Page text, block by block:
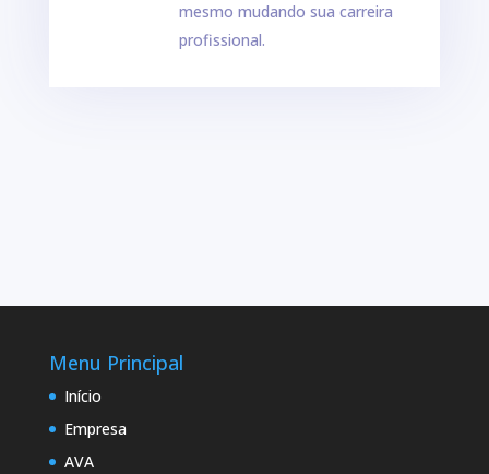
mesmo mudando sua carreira
profissional.
Menu Principal
Início
Empresa
AVA